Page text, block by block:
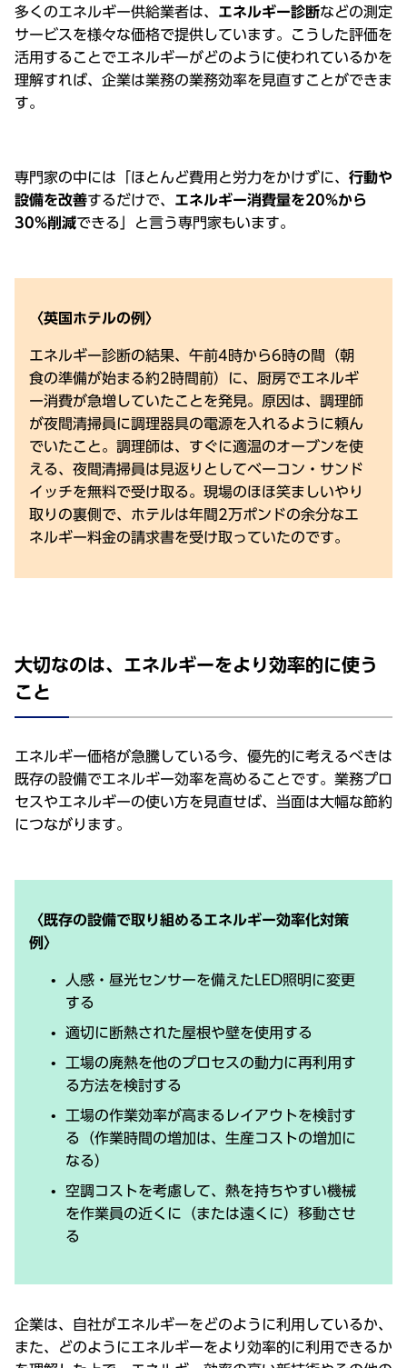
多くのエネルギー供給業者は、 エネルギー診断などの測定
サービスを様々な価格で提供しています。こうした評価を
活⽤することでエネルギーがどのように使われているかを
理解すれば、企業は業務の業務効率を⾒直すことができま
す。
専⾨家の中には「ほとんど費⽤と労⼒をかけずに、 ⾏動や
設備を改善するだけで、 エネルギー消費量を20%から
30%削減できる」と⾔う専⾨家もいます。
〈英国ホテルの例〉
エネルギー診断の結果、午前4時から6時の間（朝
⾷の準備が始まる約2時間前）に、厨房でエネルギ
ー消費が急増していたことを発⾒。原因は、調理師
が夜間清掃員に調理器具の電源を⼊れるように頼ん
でいたこと。調理師は、すぐに適温のオーブンを使
える、夜間清掃員は⾒返りとしてベーコン・サンド
イッチを無料で受け取る。現場のほほ笑ましいやり
取りの裏側で、ホテルは年間2万ポンドの余分なエ
ネルギー料⾦の請求書を受け取っていたのです。
⼤切なのは、エネルギーをより効率的に使う
こと
エネルギー価格が急騰している今、優先的に考えるべきは
既存の設備でエネルギー効率を⾼めることです。業務プロ
セスやエネルギーの使い⽅を⾒直せば、当⾯は⼤幅な節約
につながります。
〈既存の設備で取り組めるエネルギー効率化対策
例〉
⼈感・昼光センサーを備えたLED照明に変更
する
適切に断熱された屋根や壁を使⽤する
⼯場の廃熱を他のプロセスの動⼒に再利⽤す
る⽅法を検討する
⼯場の作業効率が⾼まるレイアウトを検討す
る（作業時間の増加は、⽣産コストの増加に
なる）
空調コストを考慮して、熱を持ちやすい機械
を作業員の近くに（または遠くに）移動させ
る
企業は、⾃社がエネルギーをどのように利⽤しているか、
また、どのようにエネルギーをより効率的に利⽤できるか